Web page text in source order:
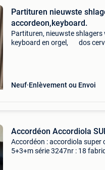
Partituren nieuwste
accordeon,keyboard.
Partituren, nieuwste shlagers
keyboard en orgel, dos
Neuf Enlèvement ou Envoi
Accordéon Accordiola
Accordéon : accordiola
5+3+m série 3247nr : 18